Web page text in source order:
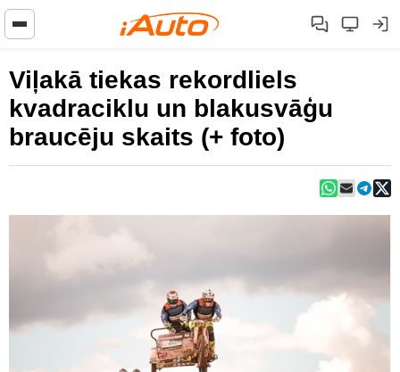
Viļakā tiekas rekordliels
kvadraciklu un blakusvāģu
braucēju skaits (+ foto)